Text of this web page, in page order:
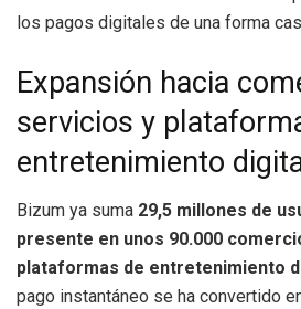
los pagos digitales de una forma
Expansión hacia
servicios y
entretenimiento
Bizum ya suma 29,5 millones de
presente en unos 90.000
plataformas de entretenimiento
pago instantáneo se ha convertido